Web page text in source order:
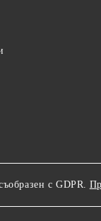
с GDPR.